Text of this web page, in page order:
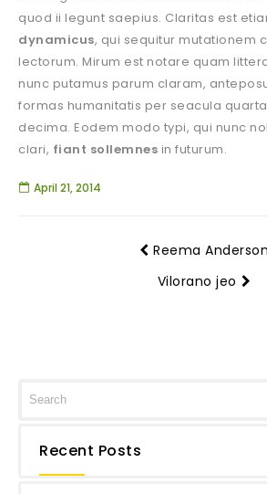
quod ii legunt saepius. Claritas est
dynamicus, qui sequitur mutationem
lectorum. Mirum est notare quam
nunc putamus parum claram,
formas humanitatis per seacula
decima. Eodem modo typi, qui nunc
clari, fiant sollemnes in futurum.
April 21, 2014
Reema Anderson
Vilorano jeo
Recent Posts